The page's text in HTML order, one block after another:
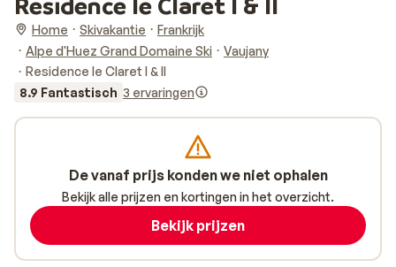
Home Skivakantie
Frankrijk
Alpe d'Huez Grand Domaine Ski
Vaujany
Residence le Claret I & II
8.9 Fantastisch 3 ervaringen
De vanaf prijs konden we niet ophalen
Bekijk alle prijzen en kortingen in het overzicht.
Bekijk prijzen